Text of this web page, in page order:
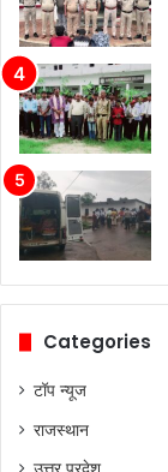
Categories
टॉप न्यूज
राजस्थान